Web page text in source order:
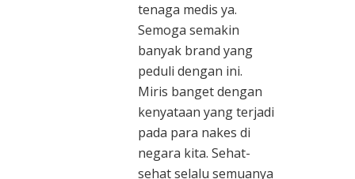
tenaga medis ya.
Semoga semakin
banyak brand yang
peduli dengan ini.
Miris banget dengan
kenyataan yang terjadi
pada para nakes di
negara kita. Sehat-
sehat selalu semuanya